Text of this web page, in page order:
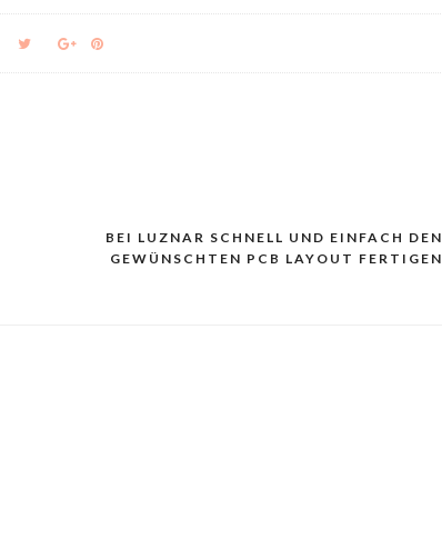
BEI LUZNAR SCHNELL UND EINFACH DEN
GEWÜNSCHTEN PCB LAYOUT FERTIGEN